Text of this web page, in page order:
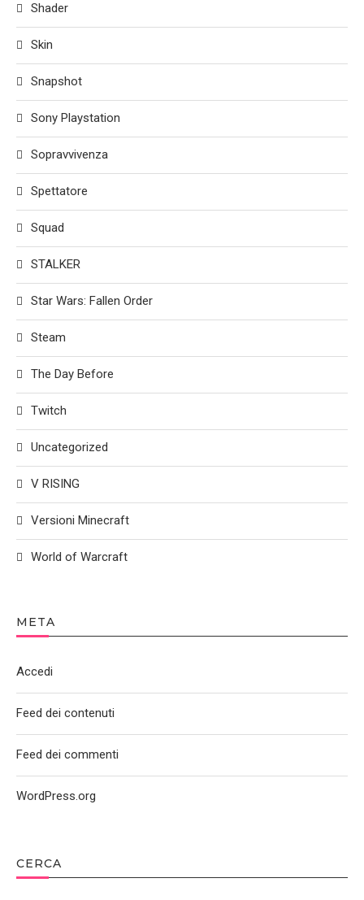
CERCA
Shader
Skin
Snapshot
Sony Playstation
Sopravvivenza
Spettatore
Squad
STALKER
Star Wars: Fallen Order
Steam
The Day Before
Twitch
Uncategorized
V RISING
Versioni Minecraft
World of Warcraft
META
Accedi
Feed dei contenuti
Feed dei commenti
WordPress.org